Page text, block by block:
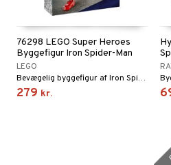
76298 LEGO Super Heroes
Byggefigur Iron Spider-Man
LEGO
Bevægelig byggefigur af Iron Spider-Man med 4 robotarme.
279 kr.